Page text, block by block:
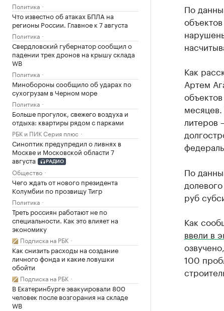
Политика
Что известно об атаках БПЛА на
регионы России. Главное к 7 августа
Политика
Свердловский губернатор сообщил о
падении трех дронов на крышу склада
WB
Политика
Минобороны сообщило об ударах по
сухогрузам в Черном море
Политика
Больше прогулок, свежего воздуха и
отдыха: квартиры рядом с парками
РБК и ПИК Серия плюс
Синоптик предупредил о ливнях в
Москве и Московской области 7
августа
РАДИО
Общество
Чего ждать от нового президента
Колумбии по прозвищу Тигр
Политика
Треть россиян работают не по
специальности. Как это влияет на
экономику
Подписка на РБК
Как снизить расходы на создание
личного фонда и какие ловушки
обойти
Подписка на РБК
В Екатеринбурге эвакуировали 800
человек после возгорания на складе
WB
По
Как
Артем
литеров
По
руб
Как
ввели в
100